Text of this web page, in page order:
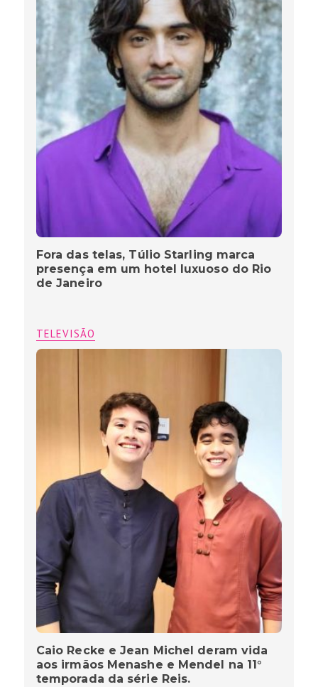
Fora das telas, Túlio Starling marca
presença em um hotel luxuoso do Rio
de Janeiro
TELEVISÃO
Caio Recke e Jean Michel deram vida
aos irmãos Menashe e Mendel na 11°
temporada da série Reis.